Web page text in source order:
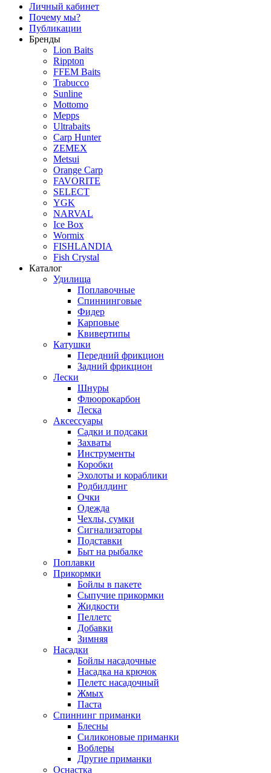
Личный кабинет
Почему мы?
Публикации
Бренды
Lion Baits
Rippton
FFEM Baits
Trabucco
Sunline
Mottomo
Mepps
Ultrabaits
Carp Hunter
ZEMEX
Metsui
Orange Carp
FAVORITE
SELECT
YGK
NARVAL
Ice Box
Wormix
FISHLANDIA
Fish Crystal
Каталог
Удилища
Поплавочные
Спиннинговые
Фидер
Карповые
Квивертипы
Катушки
Передний фрикцион
Задний фрикцион
Лески
Шнуры
Флюорокарбон
Леска
Аксессуары
Садки и подсаки
Захваты
Инструменты
Коробки
Эхолоты и кораблики
Родбилдинг
Очки
Одежда
Чехлы, сумки
Сигнализаторы
Подставки
Быт на рыбалке
Поплавки
Прикормки
Бойлы в пакете
Сыпучие прикормки
Жидкости
Пеллетс
Добавки
Зимняя
Насадки
Бойлы насадочные
Насадка на крючок
Пелетс насадочный
Жмых
Паста
Спиннинг приманки
Блесны
Силиконовые приманки
Воблеры
Другие приманки
Оснастка